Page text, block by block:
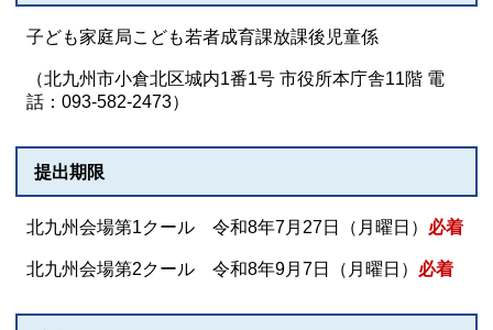
子ども家庭局こども若者成育課放課後児童係
（北九州市小倉北区城内1番1号 市役所本庁舎11階 電
話：093-582-2473）
提出期限
北九州会場第1クール 令和8年7月27日（月曜日） 必着
北九州会場第2クール 令和8年9月7日（月曜日） 必着